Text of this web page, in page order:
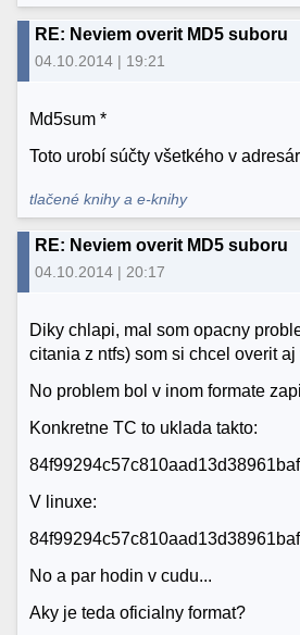
RE: Neviem overit MD5 suboru
04.10.2014 | 19:21
Md5sum *
Toto urobí súčty všetkého v
tlačené knihy a e-knihy
RE: Neviem overit MD5 suboru
04.10.2014 | 20:17
Diky chlapi, mal som opacny
citania z ntfs) som si chcel overit aj
No problem bol v inom formate
Konkretne TC to uklada takto:
V linuxe:
No a par hodin v cudu...
Aky je teda oficialny format?